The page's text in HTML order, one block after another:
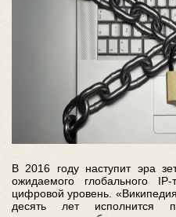
В 2016 году наступит эра
ожидаемого глобального
цифровой уровень.
десять лет исполнится